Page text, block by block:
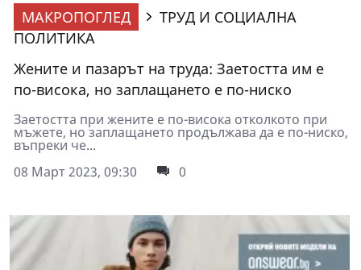
МАКРОПОГЛЕД
ТРУД И СОЦИАЛНА
ПОЛИТИКА
Жените и пазарът на труда: Заетостта им е
по-висока, но заплащането е по-ниско
Заетостта при жените е по-висока отколкото при
мъжете, но заплащането продължава да е по-ниско,
въпреки че...
08 Март 2023, 09:30
0